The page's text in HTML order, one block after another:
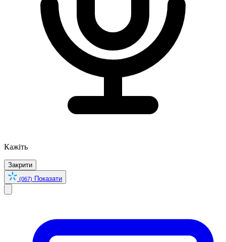
Кажіть
Закрити
(067) Показати